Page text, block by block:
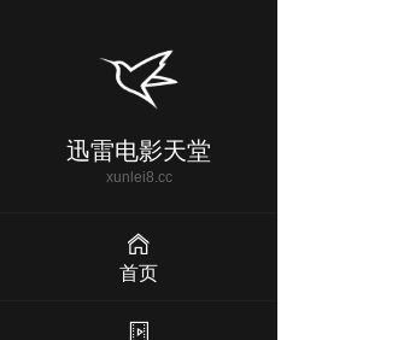
迅雷电影天堂
xunlei8.cc
首页